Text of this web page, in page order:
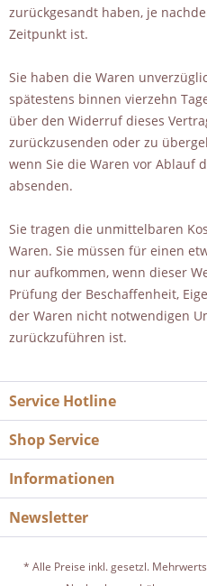
zurückgesandt haben, je
Zeitpunkt ist.
Sie haben die Waren
spätestens binnen vierzehn
über den Widerruf dieses
zurückzusenden oder zu
wenn Sie die Waren vor Ablauf
absenden.
Sie tragen die unmittelbaren
Waren. Sie müssen für einen
nur aufkommen, wenn dieser
Prüfung der Beschaffenheit,
der Waren nicht notwendigen
zurückzuführen ist.
Service Hotline
Shop Service
Informationen
Newsletter
* Alle Preise inkl. gesetzl.